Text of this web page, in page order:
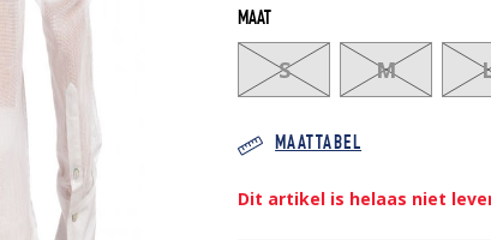
MAAT
S M
MAATTABEL
Dit artikel is helaas niet